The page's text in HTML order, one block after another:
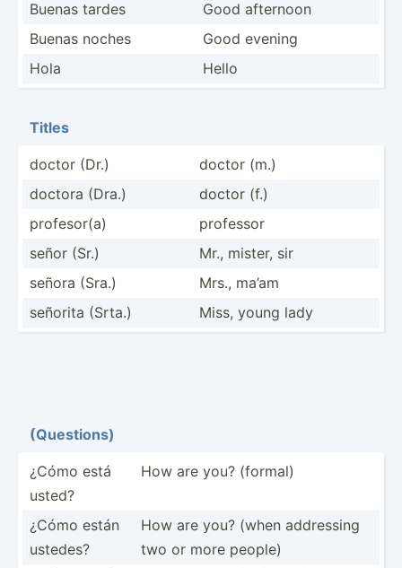
Buenas tardes
Good afternoon
Buenas noches
Good evening
Hola
Hello
Titles
doctor (Dr.)
doctor (m.)
doctora (Dra.)
doctor (f.)
profes­or(a)
professor
señor (Sr.)
Mr., mister, sir
señora (Sra.)
Mrs., ma’am
señorita (Srta.)
Miss, young lady
(Quest­ions)
¿Cómo está
usted?
How are you? (formal)
¿Cómo están
ustedes?
How are you? (when addressing
two or more people)